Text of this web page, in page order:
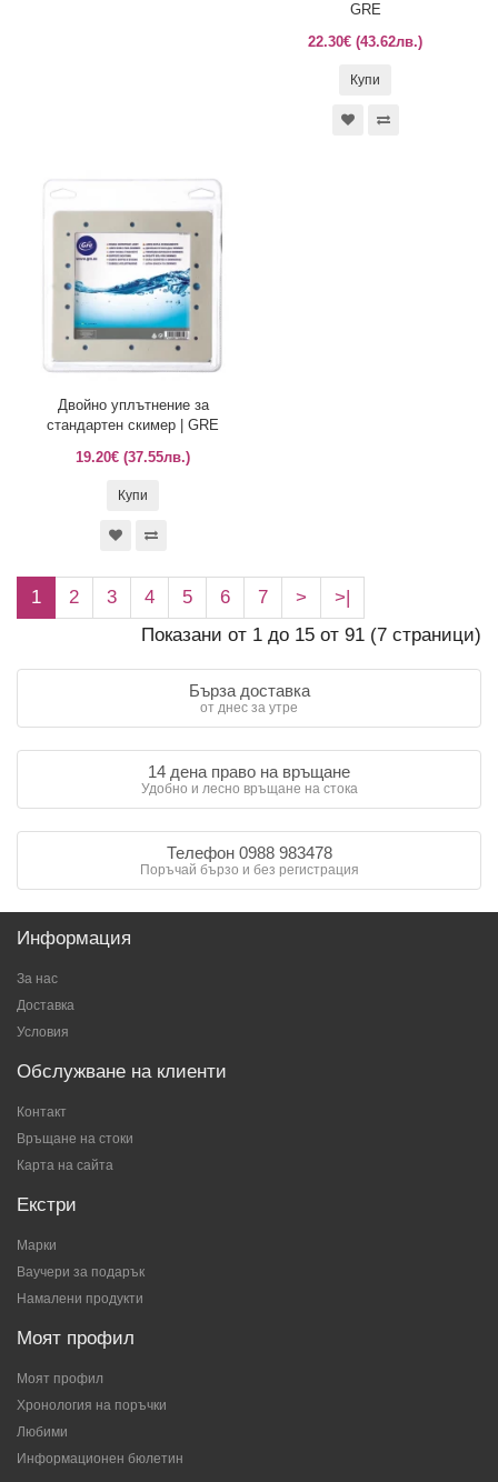
GRE
22.30€ (43.62лв.)
Купи
Двойно уплътнение за
стандартен скимер | GRE
19.20€ (37.55лв.)
Купи
1 2 3 4 5 6 7 >
>|
Показани от 1 до 15 от 91 (7 страници)
Бърза доставка
от днес за утре
14 дена право на връщане
Удобно и лесно връщане на стока
Телефон 0988 983478
Поръчай бързо и без регистрация
Информация
За нас
Доставка
Условия
Обслужване на клиенти
Контакт
Връщане на стоки
Карта на сайта
Екстри
Марки
Ваучери за подарък
Намалени продукти
Моят профил
Моят профил
Хронология на поръчки
Любими
Информационен бюлетин